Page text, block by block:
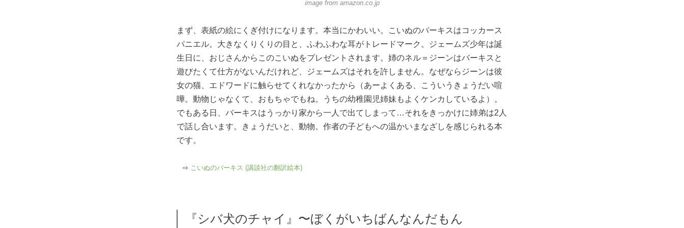
image from amazon.co.jp
まず、表紙の絵にくぎ付けになります。本当にかわいい。こいぬのバーキスはコッカース
パニエル。大きなくりくりの目と、ふわふわな耳がトレードマーク。ジェームズ少年は誕
生日に、おじさんからこのこいぬをプレゼントされます。姉のネル＝ジーンはバーキスと
遊びたくて仕方がないんだけれど、ジェームズはそれを許しません。なぜならジーンは彼
女の猫、エドワードに触らせてくれなかったから（あーよくある、こういうきょうだい喧
嘩。動物じゃなくて、おもちゃでもね。うちの幼稚園児姉妹もよくケンカしているよ）。
でもある日、バーキスはうっかり家から一人で出てしまって…それをきっかけに姉弟は2人
で話し合います。きょうだいと、動物。作者の子どもへの温かいまなざしを感じられる本
です。
⇨ こいぬのバーキス (講談社の翻訳絵本)
『シバ犬のチャイ』〜ぼくがいちばんなんだもん